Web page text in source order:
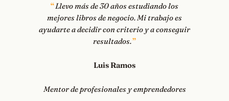
Llevo más de 30 años estudiando los
mejores libros de negocio. Mi trabajo es
ayudarte a decidir con criterio y a conseguir
resultados.
Luis Ramos
Mentor de profesionales y emprendedores